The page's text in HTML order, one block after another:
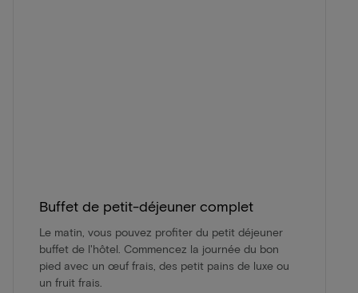
Buffet de petit-déjeuner complet
Le matin, vous pouvez profiter du petit déjeuner
buffet de l'hôtel. Commencez la journée du bon
pied avec un œuf frais, des petit pains de luxe ou
un fruit frais.